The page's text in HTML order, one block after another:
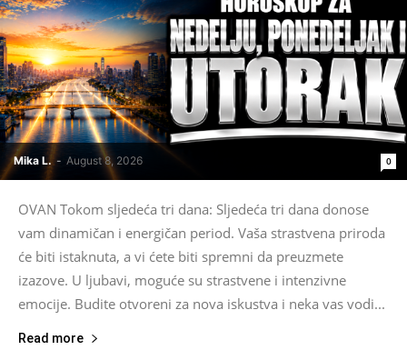
Mika L. - August 8, 2026 0
OVAN Tokom sljedeća tri dana: Sljedeća tri dana donose
vam dinamičan i energičan period. Vaša strastvena priroda
će biti istaknuta, a vi ćete biti spremni da preuzmete
izazove. U ljubavi, moguće su strastvene i intenzivne
emocije. Budite otvoreni za nova iskustva i neka vas vodi...
Read more